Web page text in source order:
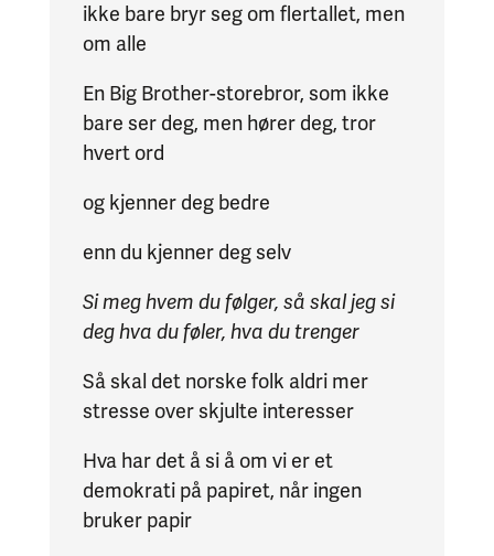
ikke bare bryr seg om flertallet, men
om alle
En Big Brother-storebror, som ikke
bare ser deg, men hører deg, tror
hvert ord
og kjenner deg bedre
enn du kjenner deg selv
Si meg hvem du følger, så skal jeg si
deg hva du føler, hva du trenger
Så skal det norske folk aldri mer
stresse over skjulte interesser
Hva har det å si å om vi er et
demokrati på papiret, når ingen
bruker papir